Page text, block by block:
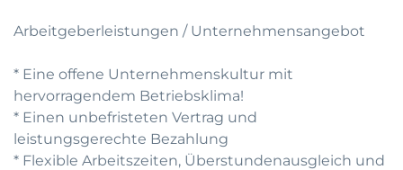
Arbeitgeberleistungen / Unternehmensangebot
* Eine offene Unternehmenskultur mit
hervorragendem Betriebsklima!
* Einen unbefristeten Vertrag und
leistungsgerechte Bezahlung
* Flexible Arbeitszeiten, Überstundenausgleich und